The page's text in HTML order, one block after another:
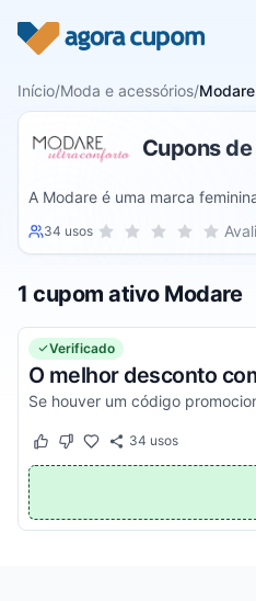
Início/Moda e acessórios/Modare
Cupons
A Modare é uma marca
versatilidade e estilo das
sem deixar de lado as
34 usosSua nota para Modare,
5
4 estrelas
3 estrelas
2 estrelas
1 estrela
1 cupom ativo Modare
Verificado
O melhor desconto
Este cupom funcionou
Este cupom não funcionou
34 usos